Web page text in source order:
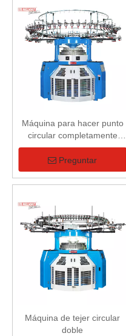
Máquina para hacer punto
circular completamente
computarizada doble del
telar jacquar de la manera
tres de la función
Preguntar
Máquina de tejer circular
doble